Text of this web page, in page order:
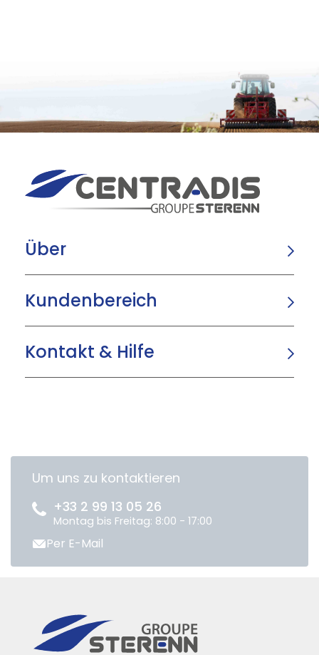
Über
Kundenbereich
Kontakt & Hilfe
Um uns zu kontaktieren
+33 2 99 13 05 26
Montag bis Freitag: 8:00 - 17:00
Per E-Mail